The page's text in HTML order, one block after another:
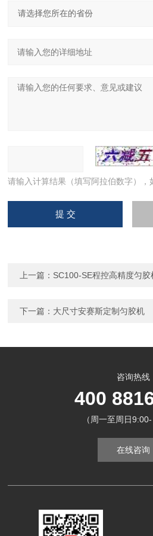
请输入计算结果（填写阿拉伯数字），
上一篇： SC100-SE程控高精度匀胶
下一篇： 大尺寸安赛斯定制匀胶机
咨询热线
400
（周一至周日9:00-
在线咨询